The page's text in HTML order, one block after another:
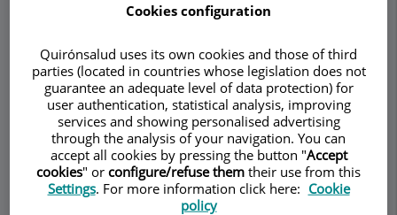
Unidad Alergo-Rino -
Dra. Adriana
Izquierdo Domínguez
AL·LERGOLOGIAOTORRINOLARINGOLOGIA
Demanar Cita
Cookies configuration
Quirónsalud uses its own cookies and those of third
parties (located in countries whose legislation does not
guarantee an adequate level of data protection) for
user authentication, statistical analysis, improving
services and showing personalised advertising
through the analysis of your navigation. You can
accept all cookies by pressing the button "Accept
cookies" or configure/refuse them their use from this
Settings. For more information click here: Cookie
policy